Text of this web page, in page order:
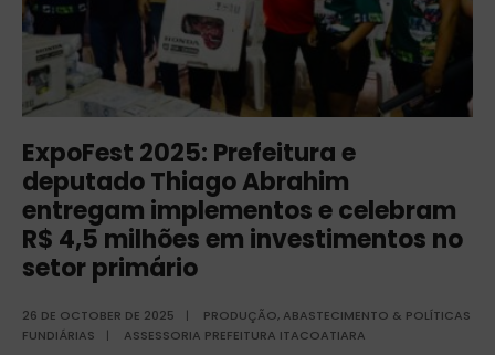
ExpoFest 2025: Prefeitura e
deputado Thiago Abrahim
entregam implementos e celebram
R$ 4,5 milhões em investimentos no
setor primário
26 DE OCTOBER DE 2025 |
PRODUÇÃO, ABASTECIMENTO & POLÍTICAS
FUNDIÁRIAS
| ASSESSORIA PREFEITURA ITACOATIARA